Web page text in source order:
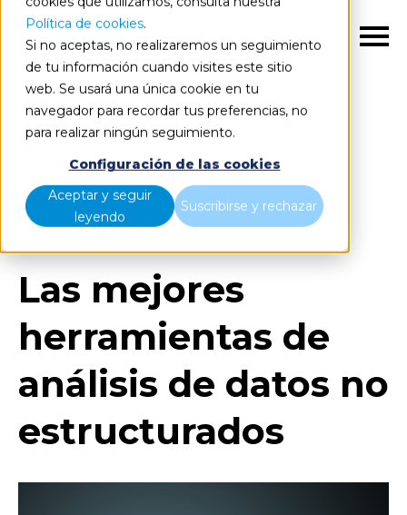
Política de cookies.
Si no aceptas, no realizaremos un seguimiento
de tu información cuando visites este sitio
web. Se usará una única cookie en tu
navegador para recordar tus preferencias, no
para realizar ningún seguimiento.
Configuración de las cookies
Aceptar y seguir
leyendo
Suscribirse y rechazar
ES
Las mejores herramientas de análisis de datos no
estructurados
Las mejores
herramientas de
análisis de datos no
estructurados